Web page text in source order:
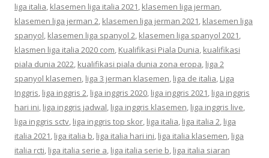
liga italia, klasemen liga italia 2021, klasemen liga jerman,
klasemen liga jerman 2, klasemen liga jerman 2021, klasemen liga
spanyol, klasemen liga spanyol 2, klasemen liga spanyol 2021,
klasmen liga italia 2020 com, Kualifikasi Piala Dunia, kualifikasi
piala dunia 2022, kualifikasi piala dunia zona eropa, liga 2
spanyol klasemen, liga 3 jerman klasemen, liga de italia, Liga
Inggris, liga inggris 2, liga inggris 2020, liga inggris 2021, liga inggris
hari ini, liga inggris jadwal, liga inggris klasemen, liga inggris live,
liga inggris sctv, liga inggris top skor, liga italia, liga italia 2, liga
italia 2021, liga italia b, liga italia hari ini, liga italia klasemen, liga
italia rcti, liga italia serie a, liga italia serie b, liga italia siaran